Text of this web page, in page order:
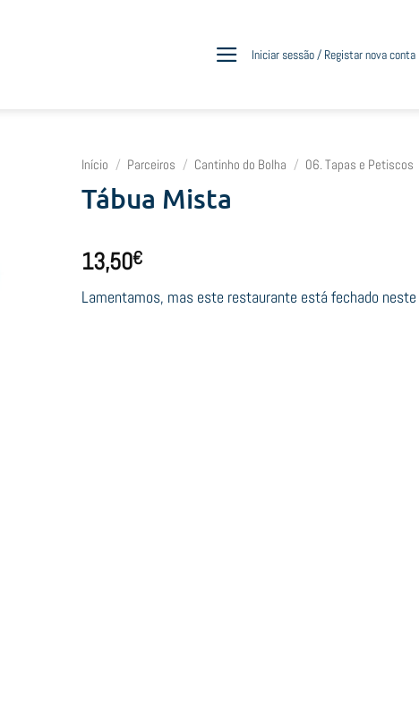
Iniciar sessão / Registar nova conta
Início / Parceiros / Cantinho do Bolha / 06. Tapas e Petiscos
Tábua Mista
13,50€
Lamentamos, mas este restaurante está fechado neste